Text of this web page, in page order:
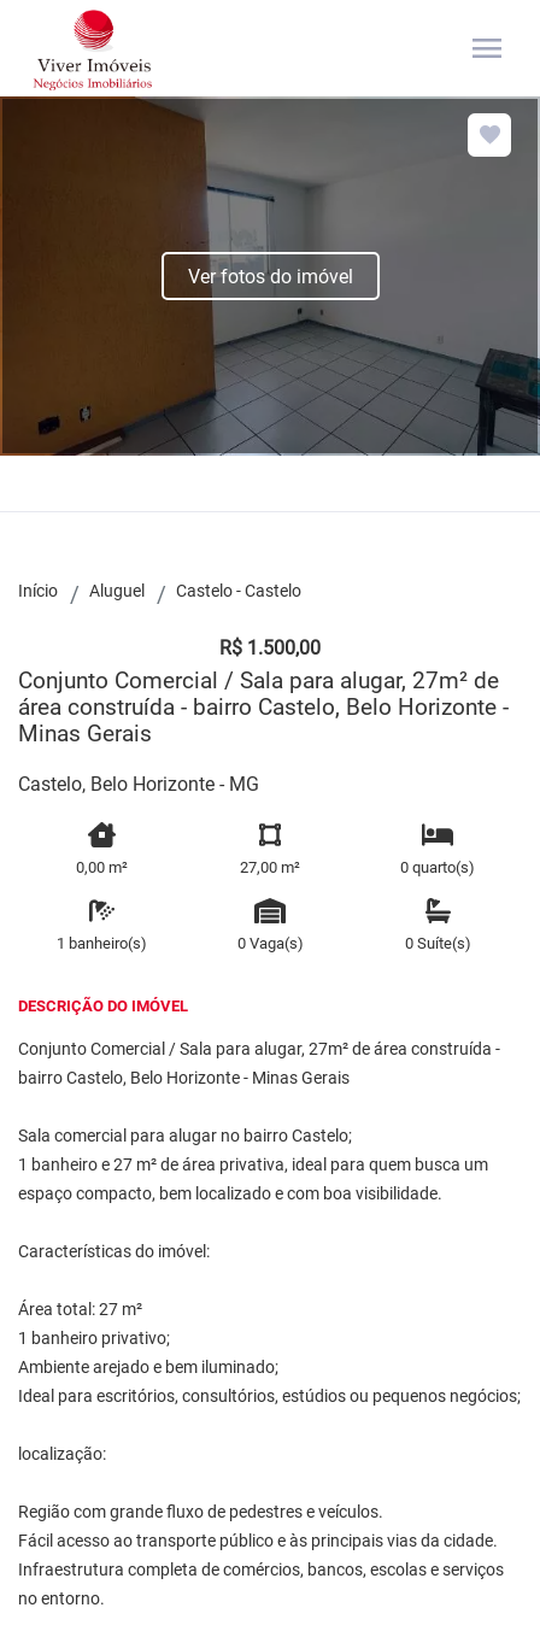
menu
Ver fotos do imóvel
Início Aluguel Castelo - Castelo
R$ 1.500,00
Conjunto Comercial / Sala para alugar, 27m² de
área construída - bairro Castelo, Belo Horizonte -
Minas Gerais
Castelo, Belo Horizonte - MG
0,00 m² 27,00 m² 0 quarto(s)
1 banheiro(s) 0 Vaga(s) 0 Suíte(s)
DESCRIÇÃO DO IMÓVEL
Conjunto Comercial / Sala para alugar, 27m² de área construída -
bairro Castelo, Belo Horizonte - Minas Gerais
Sala comercial para alugar no bairro Castelo;
1 banheiro e 27 m² de área privativa, ideal para quem busca um
espaço compacto, bem localizado e com boa visibilidade.
Características do imóvel:
Área total: 27 m²
1 banheiro privativo;
Ambiente arejado e bem iluminado;
Ideal para escritórios, consultórios, estúdios ou pequenos negócios;
localização:
Região com grande fluxo de pedestres e veículos.
Fácil acesso ao transporte público e às principais vias da cidade.
Infraestrutura completa de comércios, bancos, escolas e serviços
no entorno.